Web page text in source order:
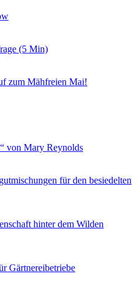
(5 Min)
zum Mähfreien Mai!
von Mary Reynolds
für den besiedelten
hinter dem Wilden
Gärtnereibetriebe